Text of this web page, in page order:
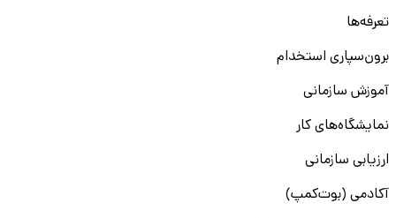
تعرفه‌ها
برون‌سپاری استخدام
آموزش سازمانی
نمایشگاه‌های کار
ارزیابی سازمانی
آکادمی (بوت‌کمپ)